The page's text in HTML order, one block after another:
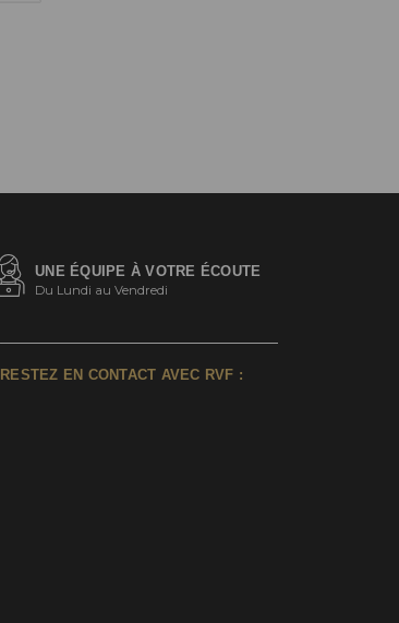
UNE ÉQUIPE À VOTRE ÉCOUTE
Du Lundi au Vendredi
RESTEZ EN CONTACT AVEC RVF :